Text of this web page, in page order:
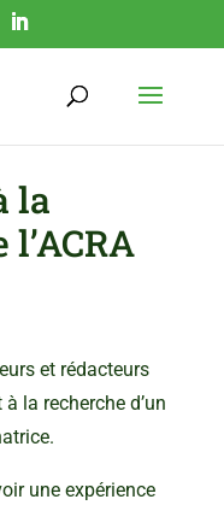
la
et rédacteurs
à la recherche d’un
une expérience